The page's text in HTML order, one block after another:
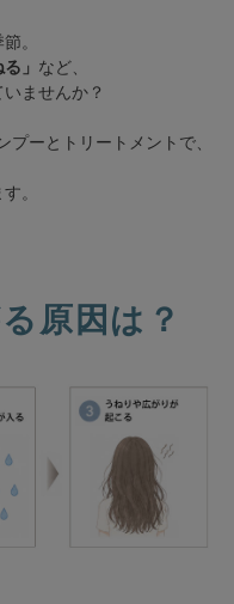
。
」 など、
ませんか？
プーとトリートメントで、
。
原因は？